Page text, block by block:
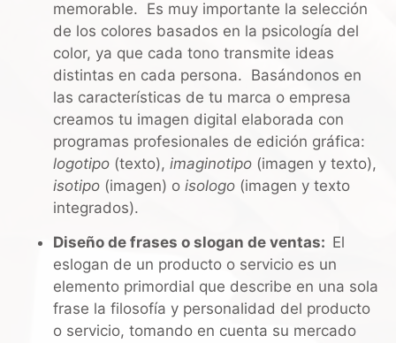
memorable. Es muy importante la selección
de los colores basados en la psicología del
color, ya que cada tono transmite ideas
distintas en cada persona. Basándonos en
las características de tu marca o empresa
creamos tu imagen digital elaborada con
programas profesionales de edición gráfica:
logotipo (texto), imaginotipo (imagen y texto),
isotipo (imagen) o isologo (imagen y texto
integrados).
Diseño de frases o slogan de ventas: El
eslogan de un producto o servicio es un
elemento primordial que describe en una sola
frase la filosofía y personalidad del producto
o servicio, tomando en cuenta su mercado